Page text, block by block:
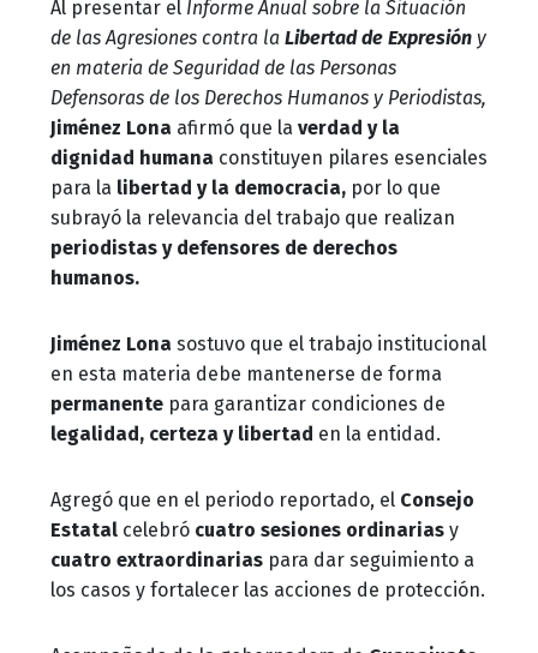
Al presentar el Informe Anual sobre la Situación
de las Agresiones contra la Libertad de Expresión y
en materia de Seguridad de las Personas
Defensoras de los Derechos Humanos y Periodistas,
Jiménez Lona afirmó que la verdad y la
dignidad humana constituyen pilares esenciales
para la libertad y la democracia, por lo que
subrayó la relevancia del trabajo que realizan
periodistas y defensores de derechos
humanos.
Jiménez Lona sostuvo que el trabajo institucional
en esta materia debe mantenerse de forma
permanente para garantizar condiciones de
legalidad, certeza y libertad en la entidad.
Agregó que en el periodo reportado, el Consejo
Estatal celebró cuatro sesiones ordinarias y
cuatro extraordinarias para dar seguimiento a
los casos y fortalecer las acciones de protección.